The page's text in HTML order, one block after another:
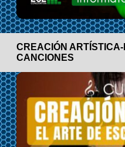
CREACIÓN
CANCIONES